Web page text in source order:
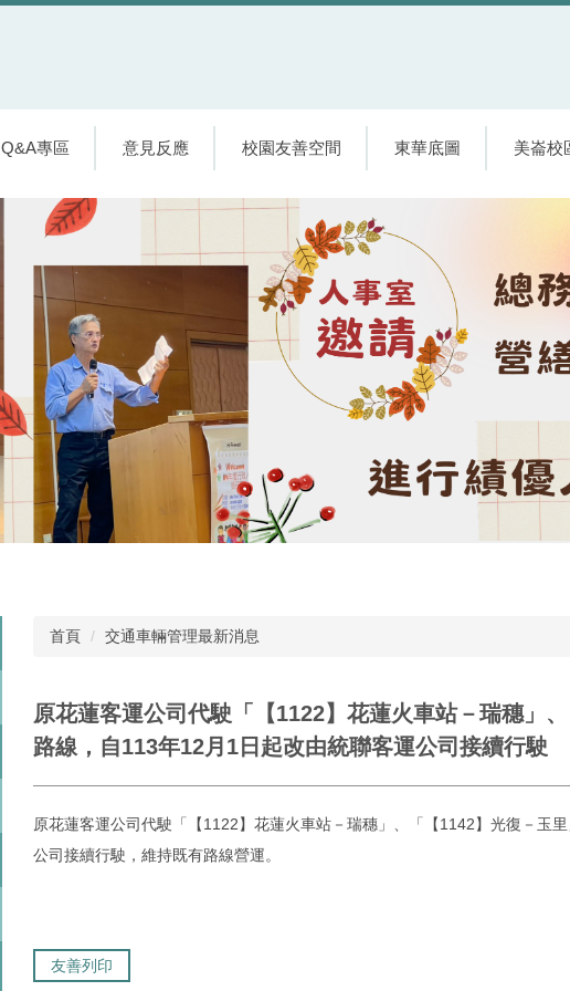
Q&A專區 意見反應 校園友善空間 東華底圖 美崙校
首頁 交通車輛管理最新消息
原花蓮客運公司代駛「【1122】花蓮火車站－瑞穗」
路線，自113年12月1日起改由統聯客運公司接續行駛
原花蓮客運公司代駛「【1122】花蓮火車站－瑞穗」、「【1142】光復－玉
公司接續行駛，維持既有路線營運。
友善列印